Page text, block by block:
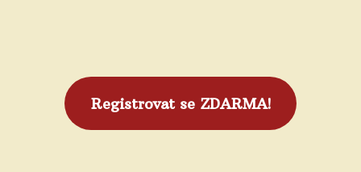
Registrovat se ZDARMA!